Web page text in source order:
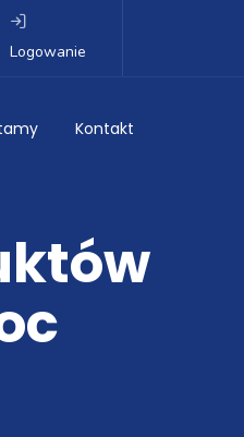
Logowanie
Kontakt